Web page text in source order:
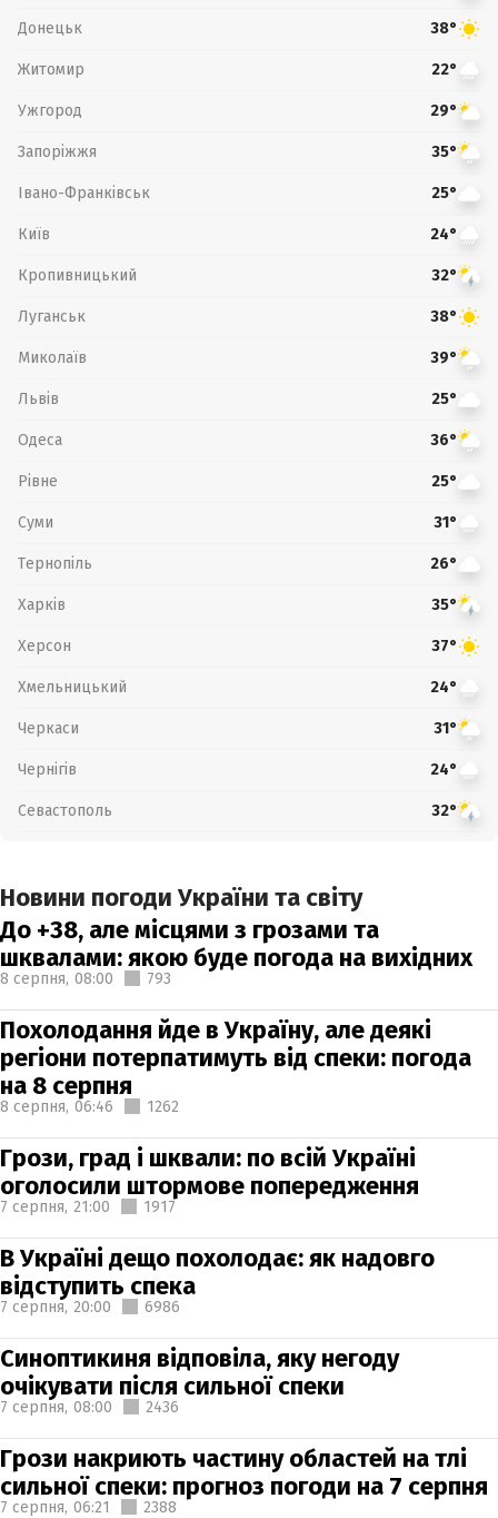
Донецьк 38°
Житомир 22°
Ужгород 29°
Запоріжжя 35°
Івано-Франківськ 25°
Київ 24°
Кропивницький 32°
Луганськ 38°
Миколаїв 39°
Львів 25°
Одеса 36°
Рівне 25°
Суми 31°
Тернопіль 26°
Харків 35°
Херсон 37°
Хмельницький 24°
Черкаси 31°
Чернігів 24°
Севастополь 32°
Новини погоди України та світу
До +38, але місцями з грозами та
шквалами: якою буде погода на вихідних
8 серпня, 08:00 793
Похолодання йде в Україну, але деякі
регіони потерпатимуть від спеки: погода
на 8 серпня
8 серпня, 06:46 1262
Грози, град і шквали: по всій Україні
оголосили штормове попередження
7 серпня, 21:00 1917
В Україні дещо похолодає: як надовго
відступить спека
7 серпня, 20:00 6986
Синоптикиня відповіла, яку негоду
очікувати після сильної спеки
7 серпня, 08:00 2436
Грози накриють частину областей на тлі
сильної спеки: прогноз погоди на 7 серпня
7 серпня, 06:21 2388